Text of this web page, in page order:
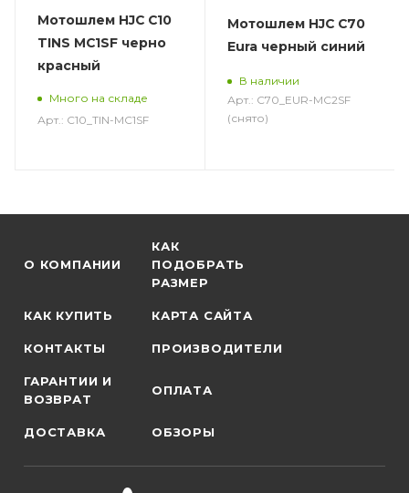
Мотошлем HJC C10
TINS MC1SF черно
красный
Много на складе
Арт.: C10_TIN-MC1SF
Мотошлем HJC C70
Eura черный синий
В наличии
Арт.: C70_EUR-MC2SF
(снято)
О КОМПАНИИ
КАК
ПОДОБРАТЬ
РАЗМЕР
КАК КУПИТЬ КАРТА САЙТА
КОНТАКТЫ ПРОИЗВОДИТЕЛИ
ГАРАНТИИ И
ВОЗВРАТ
ОПЛАТА
ДОСТАВКА ОБЗОРЫ